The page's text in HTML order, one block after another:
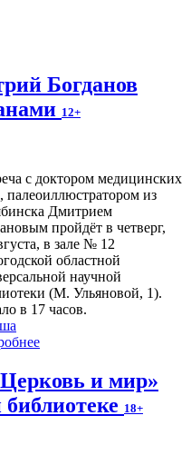
Богданов
12+
с доктором медицинских
палеоиллюстратором из
Дмитрием
пройдёт в четверг,
в зале № 12
областной
научной
(М. Ульяновой, 1).
в 17 часов.
и мир»
18+